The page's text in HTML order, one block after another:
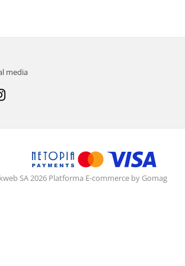
media
SA 2026 Platforma E-commerce by Gomag